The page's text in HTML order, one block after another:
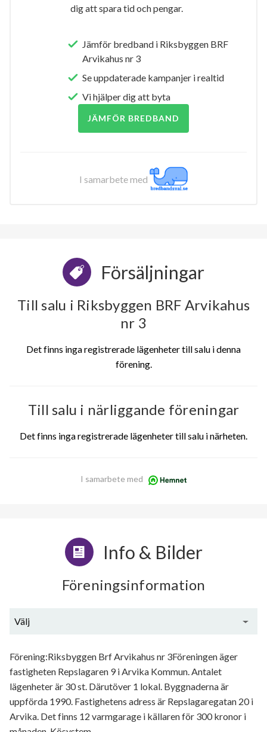
dig att spara tid och pengar.
Jämför bredband i Riksbyggen BRF
Arvikahus nr 3
Se uppdaterade kampanjer i realtid
Vi hjälper dig att byta
JÄMFÖR BREDBAND
I samarbete med
Försäljningar
Till salu i Riksbyggen BRF Arvikahus
nr 3
Det finns inga registrerade lägenheter till salu i denna
förening.
Till salu i närliggande föreningar
Det finns inga registrerade lägenheter till salu i närheten.
I samarbete med
Info & Bilder
Föreningsinformation
Välj
Förening:Riksbyggen Brf Arvikahus nr 3Föreningen äger
fastigheten Repslagaren 9 i Arvika Kommun. Antalet
lägenheter är 30 st. Därutöver 1 lokal. Byggnaderna är
uppförda 1990. Fastighetens adress är Repslagaregatan 20 i
Arvika. Det finns 12 varmgarage i källaren för 300 kronor i